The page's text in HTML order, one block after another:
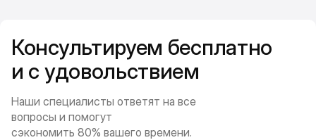
Консультируем бесплатно
и с удовольствием
Наши специалисты ответят на все
вопросы и помогут
сэкономить 80% вашего времени.